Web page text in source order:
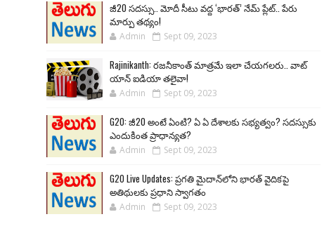
జీ20 సదస్సు.. మోదీ సీటు వద్ద ‘భారత్’ నేమ్ ప్లేట్‌.. పేరు
మార్పు తథ్యం!
Admin Sept 09, 2023
Rajinikanth: రజనీకాంత్ మాత్రమే ఇలా చేయగలరు.. వాట్
యాన్ ఐడియా తలైవా!
Admin Sept 09, 2023
G20: జీ20 అంటే ఏంటి? ఏ ఏ దేశాలకు సభ్యత్వం? సదస్సుకు
ఎందుకింత ప్రాధాన్యత?
Admin Sept 09, 2023
G20 Live Updates: ప్రగతి మైదాన్‌లోని భారత్ వైదికపై
అతిథులకు ప్రధాని స్వాగతం
Admin Sept 09, 2023